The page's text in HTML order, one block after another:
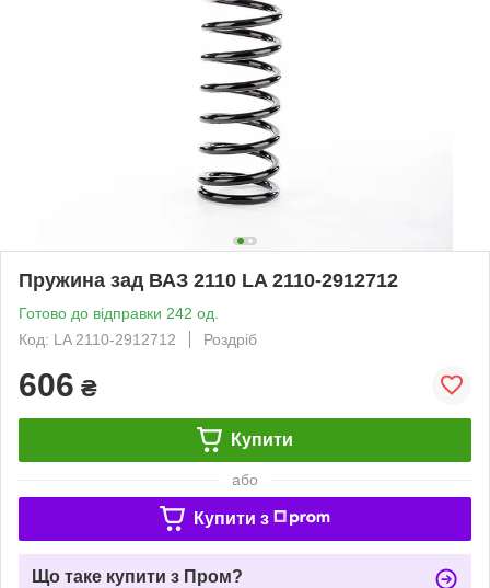
Пружина зад ВАЗ 2110 LA 2110-2912712
Готово до відправки 242 од.
Код: LA 2110-2912712
Роздріб
606 ₴
Купити
або
Купити з
Що таке купити з Пром?